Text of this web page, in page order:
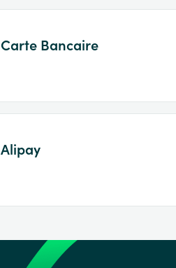
Carte Bancaire
Alipay